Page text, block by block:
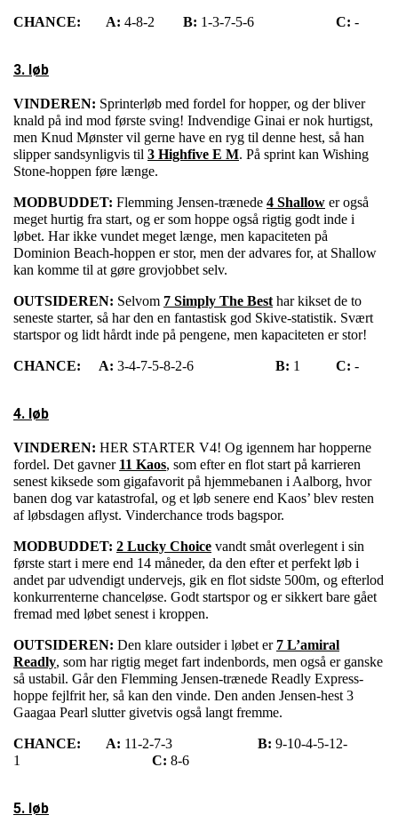
CHANCE: A: 4-8-2 B: 1-3-7-5-6 C: -
3. løb
VINDEREN: Sprinterløb med fordel for hopper, og der bliver
knald på ind mod første sving! Indvendige Ginai er nok hurtigst,
men Knud Mønster vil gerne have en ryg til denne hest, så han
slipper sandsynligvis til 3 Highfive E M. På sprint kan Wishing
Stone-hoppen føre længe.
MODBUDDET: Flemming Jensen-trænede 4 Shallow er også
meget hurtig fra start, og er som hoppe også rigtig godt inde i
løbet. Har ikke vundet meget længe, men kapaciteten på
Dominion Beach-hoppen er stor, men der advares for, at Shallow
kan komme til at gøre grovjobbet selv.
OUTSIDEREN: Selvom 7 Simply The Best har kikset de to
seneste starter, så har den en fantastisk god Skive-statistik. Svært
startspor og lidt hårdt inde på pengene, men kapaciteten er stor!
CHANCE: A: 3-4-7-5-8-2-6 B: 1 C: -
4. løb
VINDEREN: HER STARTER V4! Og igennem har hopperne
fordel. Det gavner 11 Kaos, som efter en flot start på karrieren
senest kiksede som gigafavorit på hjemmebanen i Aalborg, hvor
banen dog var katastrofal, og et løb senere end Kaos’ blev resten
af løbsdagen aflyst. Vinderchance trods bagspor.
MODBUDDET: 2 Lucky Choice vandt småt overlegent i sin
første start i mere end 14 måneder, da den efter et perfekt løb i
andet par udvendigt undervejs, gik en flot sidste 500m, og efterlod
konkurrenterne chanceløse. Godt startspor og er sikkert bare gået
fremad med løbet senest i kroppen.
OUTSIDEREN: Den klare outsider i løbet er 7 L’amiral
Readly, som har rigtig meget fart indenbords, men også er ganske
så ustabil. Går den Flemming Jensen-trænede Readly Express-
hoppe fejlfrit her, så kan den vinde. Den anden Jensen-hest 3
Gaagaa Pearl slutter givetvis også langt fremme.
CHANCE: A: 11-2-7-3 B: 9-10-4-5-12-
1
C: 8-6
5. løb